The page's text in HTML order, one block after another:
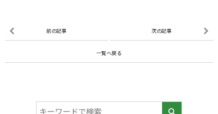
前の記事 次の記事
一覧へ戻る